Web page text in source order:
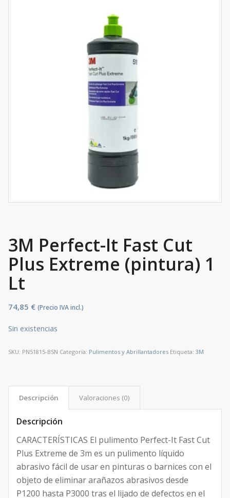
3M Perfect-It Fast Cut
Plus Extreme (pintura) 1
Lt
74,85 € (Precio IVA incl.)
Sin existencias
SKU: PN51815-BSN Categoría: Pulimentos y Abrillantadores Etiqueta: 3M
Descripción Valoraciones (0)
Descripción
CARACTERÍSTICAS El pulimento Perfect-It Fast Cut
Plus Extreme de 3m es un pulimento líquido
abrasivo fácil de usar en pinturas o barnices con el
objeto de eliminar arañazos abrasivos desde
P1200 hasta P3000 tras el lijado de defectos en el